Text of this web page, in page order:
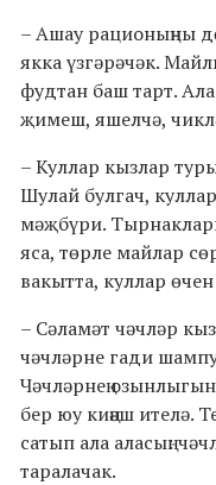
– Ашау рационыңны
якка үзгәрәчәк.
фудтан баш тарт.
җимеш, яшелчә,
– Куллар кызлар
Шулай булгач,
мәҗбүри.
яса, төрле майлар
вакытта, куллар
– Сәламәт чәчләр
чәчләрне гади
Чәчләрнең
бер юу киңәш ителә.
сатып ала аласың:
таралачак.